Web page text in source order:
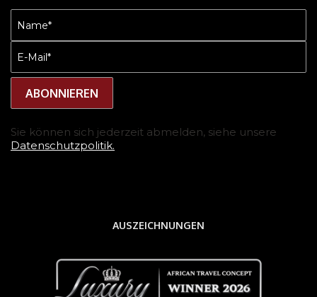
Name
E-
Mail
(erforderlich)
Sie können sich jederzeit abmelden, siehe unsere
Datenschutzpolitik.
AUSZEICHNUNGEN